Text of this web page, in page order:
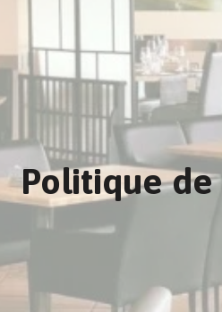
Politique de